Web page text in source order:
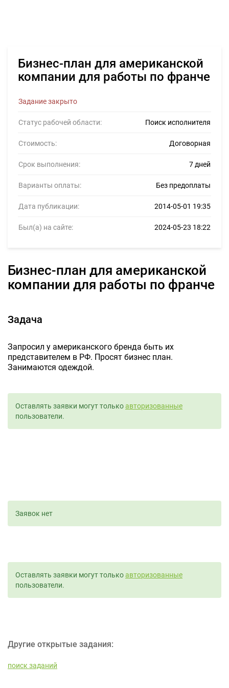
Бизнес-план для американской
компании для работы по франче
Задание закрыто
Статус рабочей области: Поиск исполнителя
Стоимость: Договорная
Срок выполнения: 7 дней
Варианты оплаты: Без предоплаты
Дата публикации: 2014-05-01 19:35
Был(а) на сайте: 2024-05-23 18:22
Бизнес-план для американской
компании для работы по франче
Задача
Запросил у американского бренда быть их
представителем в РФ. Просят бизнес план.
Занимаются одеждой.
Оставлять заявки могут толькоавторизованные
пользователи.
Заявок нет
Оставлять заявки могут толькоавторизованные
пользователи.
Другие открытые задания:
поиск заданий